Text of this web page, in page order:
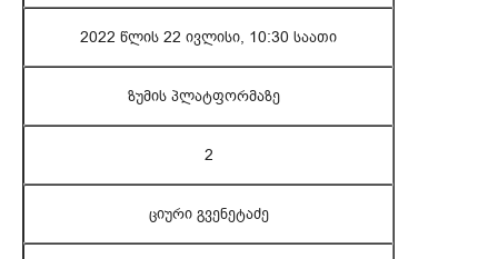
2022 წლის 22 ივლისი, 10:30 საათი
ზუმის პლატფორმაზე
2
ციური გვენეტაძე